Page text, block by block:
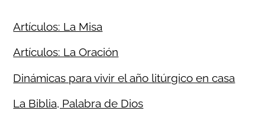
Artículos: La Misa
Artículos: La Oración
Dinámicas para vivir el año litúrgico en casa
La Biblia, Palabra de Dios